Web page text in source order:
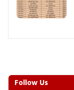
Follow Us